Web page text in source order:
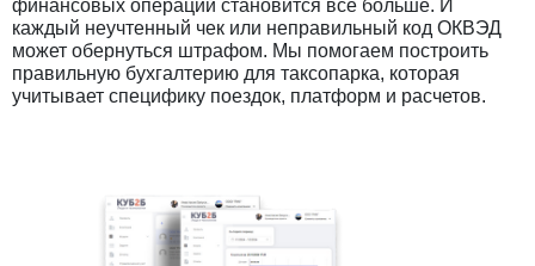
финансовых операций становится все больше. И
каждый неучтенный чек или неправильный код ОКВЭД
может обернуться штрафом. Мы помогаем построить
правильную бухгалтерию для таксопарка, которая
учитывает специфику поездок, платформ и расчетов.